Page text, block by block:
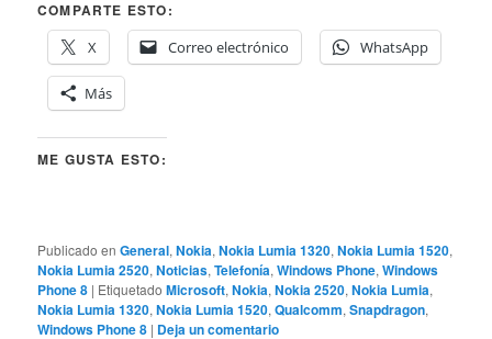
COMPARTE ESTO:
X
Correo electrónico WhatsApp
Más
ME GUSTA ESTO:
Publicado en General,Nokia,Nokia Lumia 1320,Nokia Lumia 1520,
Nokia Lumia 2520,Noticias,Telefonía,Windows Phone,Windows
Phone 8 | Etiquetado Microsoft,Nokia,Nokia 2520,Nokia Lumia,
Nokia Lumia 1320,Nokia Lumia 1520,Qualcomm,Snapdragon,
Windows Phone 8 | Deja un comentario